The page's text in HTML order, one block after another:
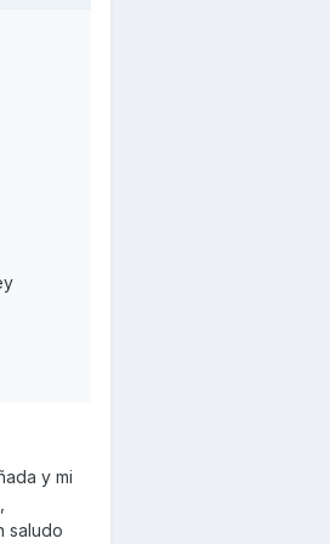
y mi
saludo